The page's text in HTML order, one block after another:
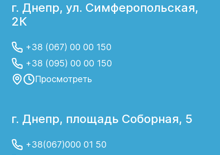
г. Днепр, ул. Симферопольская,
2К
+38 (067) 00 00 150
+38 (095) 00 00 150
Просмотреть
г. Днепр, площадь Соборная, 5
+38(067)000 01 50